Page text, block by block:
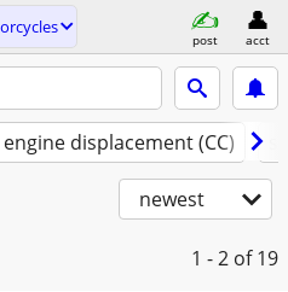
post acct
engine displacement (CC)
newest
1 - 2 of 19